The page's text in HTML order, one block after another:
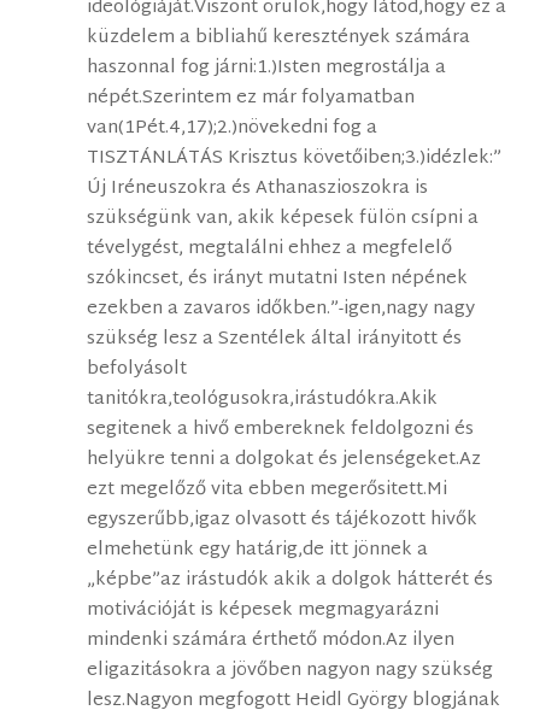
ideológiáját.Viszont örülök,hogy látod,hogy ez a
küzdelem a bibliahű keresztények számára
haszonnal fog járni:1.)Isten megrostálja a
népét.Szerintem ez már folyamatban
van(1Pét.4,17);2.)növekedni fog a
TISZTÁNLÁTÁS Krisztus követőiben;3.)idézlek:”
Új Iréneuszokra és Athanaszioszokra is
szükségünk van, akik képesek fülön csípni a
tévelygést, megtalálni ehhez a megfelelő
szókincset, és irányt mutatni Isten népének
ezekben a zavaros időkben.”-igen,nagy nagy
szükség lesz a Szentélek által irányitott és
befolyásolt
tanitókra,teológusokra,irástudókra.Akik
segitenek a hivő embereknek feldolgozni és
helyükre tenni a dolgokat és jelenségeket.Az
ezt megelőző vita ebben megerősitett.Mi
egyszerűbb,igaz olvasott és tájékozott hivők
elmehetünk egy határig,de itt jönnek a
„képbe”az irástudók akik a dolgok hátterét és
motivációját is képesek megmagyarázni
mindenki számára érthető módon.Az ilyen
eligazitásokra a jövőben nagyon nagy szükség
lesz.Nagyon megfogott Heidl György blogjának